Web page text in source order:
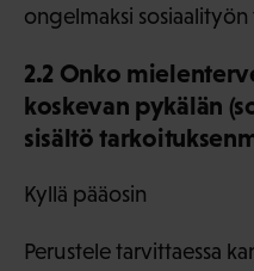
ongelmaksi
2.2 Onko
koskevan pykälän
sisältö
Kyllä pääosin
Perustele tarvittaessa